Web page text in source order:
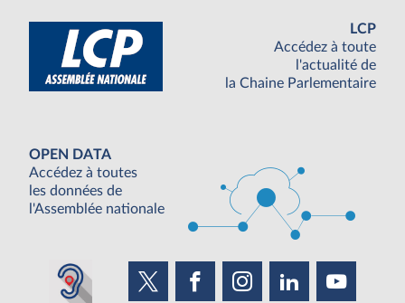
LCP
Accédez à toute
l'actualité de
la Chaine Parlementaire
OPEN DATA
Accédez à toutes
les données de
l'Assemblée nationale